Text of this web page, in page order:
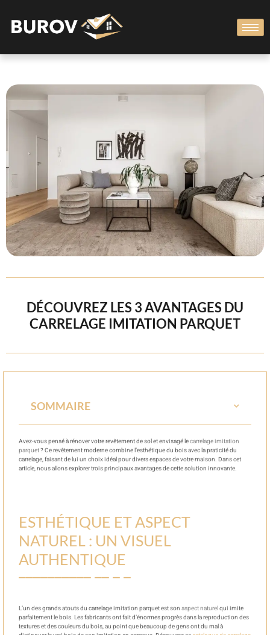
DÉCOUVREZ LES 3 AVANTAGES DU
CARRELAGE IMITATION PARQUET
SOMMAIRE
Avez-vous pensé à rénover votre revêtement de sol et envisagé lecarrelage imitation
parquet? Ce revêtement moderne combine l’esthétique du bois avec la praticité du
carrelage, faisant de lui un choix idéal pour divers espaces de votre maison. Dans cet
article, nous allons explorer trois principaux avantages de cette solution innovante.
ESTHÉTIQUE ET ASPECT
NATUREL : UN VISUEL
AUTHENTIQUE
L’un des grands atouts du carrelage imitation parquet est son aspect naturelqui imite
parfaitement le bois. Les fabricants ont fait d’énormes progrès dans la reproduction des
textures et des couleurs du bois, au point que beaucoup de gens ont du mal à